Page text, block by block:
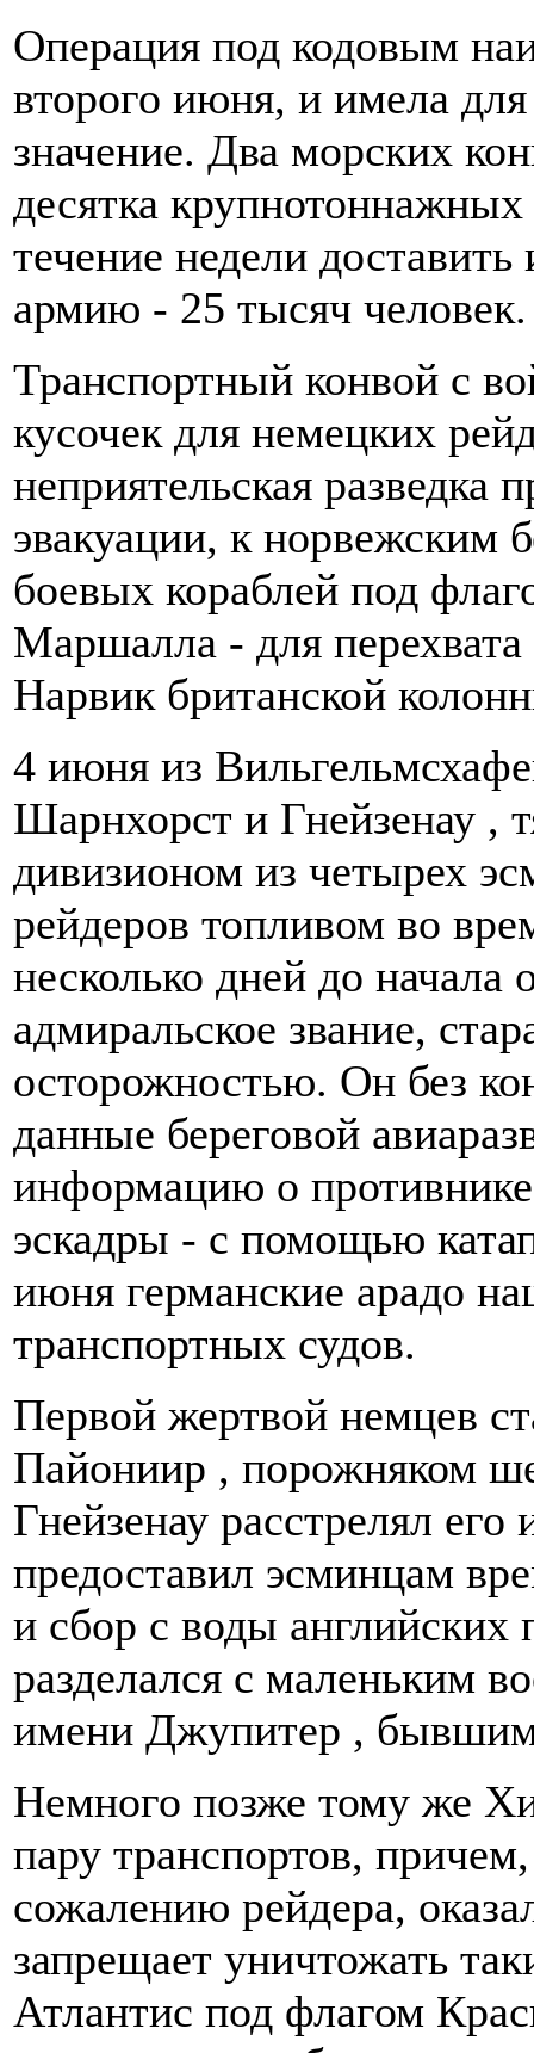
Операция под кодовым
второго июня, и имела
значение. Два морских
десятка
течение недели
армию - 25 тысяч
Транспортный конвой с
кусочек для немецких
неприятельская разведка
эвакуации, к норвежским
боевых кораблей под
Маршалла - для
Нарвик британской
4 июня из
Шарнхорст и Гнейзенау ,
дивизионом из четырех
рейдеров топливом во
несколько дней до
адмиральское звание,
осторожностью. Он без
данные береговой
информацию о
эскадры - с помощью
июня германские арадо
транспортных судов.
Первой жертвой немцев
Пайониир , порожняком
Гнейзенау расстрелял его
предоставил эсминцам
и сбор с воды
разделался с маленьким
имени Джупитер ,
Немного позже тому же
пару транспортов,
сожалению рейдера,
запрещает уничтожать
Атлантис под флагом